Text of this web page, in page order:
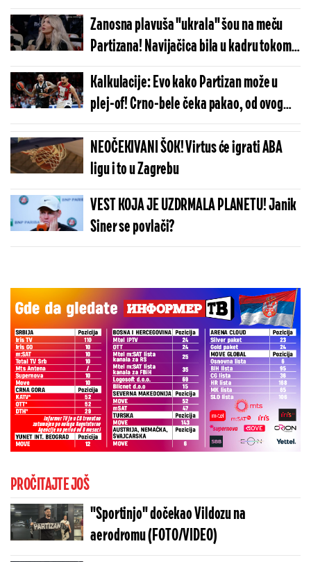
Partizan (FOTO)
Zanosna plavuša "ukrala" šou na meču
Partizana! Navijačica bila u kadru tokom
prenosa, svi se pitaju ko je ona! (FOTO
GALERIJA)
Kalkulacije: Evo kako Partizan može u
plej-of! Crno-bele čeka pakao, od ovog
meča mnogo toga zavisi
NEOČEKIVANI ŠOK! Virtus će igrati ABA
ligu i to u Zagrebu
VEST KOJA JE UZDRMALA PLANETU! Janik
Siner se povlači?
PROČITAJTE JOŠ
"Sportinjo" dočekao Vildozu na
aerodromu (FOTO/VIDEO)